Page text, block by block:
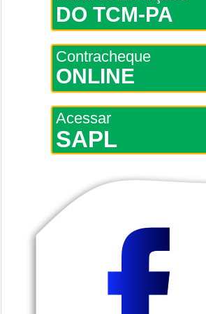
DO TCM-PA
Contracheque
ONLINE
Acessar
SAPL